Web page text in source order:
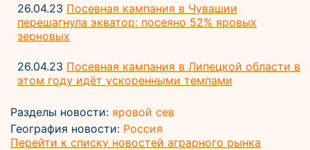
26.04.23 Посевная кампания в Чувашии
перешагнула экватор: посеяно 52% яровых
зерновых
26.04.23 Посевная кампания в Липецкой области в
этом году идёт ускоренными темпами
Разделы новости: яровой сев
География новости: Россия
Перейти к списку новостей аграрного рынка